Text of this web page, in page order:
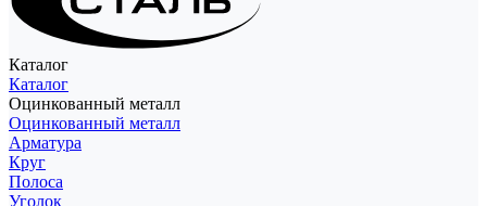
Каталог
Каталог
Оцинкованный металл
Оцинкованный металл
Арматура
Круг
Полоса
Уголок